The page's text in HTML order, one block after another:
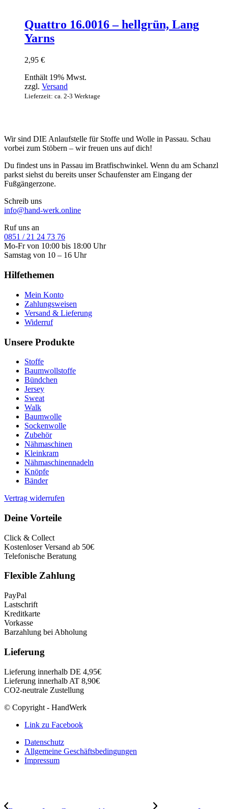
Quattro 16.0016 – hellgrün, Lang
Yarns
2,95 €
Enthält 19% Mwst.
zzgl. Versand
Lieferzeit: ca. 2-3 Werktage
Wir sind DIE Anlaufstelle für Stoffe und Wolle in Passau. Schau
vorbei zum Stöbern – wir freuen uns auf dich!
Du findest uns in Passau im Bratfischwinkel. Wenn du am Schanzl
parkst siehst du bereits unser Schaufenster am Eingang der
Fußgängerzone.
Schreib uns
info@hand-werk.online
Ruf uns an
0851 / 21 24 73 76
Mo-Fr von 10:00 bis 18:00 Uhr
Samstag von 10 – 16 Uhr
Hilfethemen
Mein Konto
Zahlungsweisen
Versand & Lieferung
Widerruf
Unsere Produkte
Stoffe
Baumwollstoffe
Bündchen
Jersey
Sweat
Walk
Baumwolle
Sockenwolle
Zubehör
Nähmaschinen
Kleinkram
Nähmaschinennadeln
Knöpfe
Bänder
Vertrag widerrufen
Deine Vorteile
Click & Collect
Kostenloser Versand ab 50€
Telefonische Beratung
Flexible Zahlung
PayPal
Lastschrift
Kreditkarte
Vorkasse
Barzahlung bei Abholung
Lieferung
Lieferung innerhalb DE 4,95€
Lieferung innerhalb AT 8,90€
CO2-neutrale Zustellung
© Copyright - HandWerk
Link zu Facebook
Datenschutz
Allgemeine Geschäftsbedingungen
Impressum